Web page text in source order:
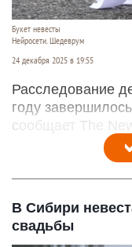
Букет невесты
Нейросети. Шедеврум
24 декабря 2025 в 19:55
Расследование
году
сообщает The
В Сибири
свадьбы